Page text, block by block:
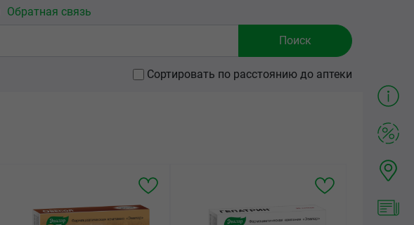
Обратная связь
Сортировать по расстоянию до аптеки